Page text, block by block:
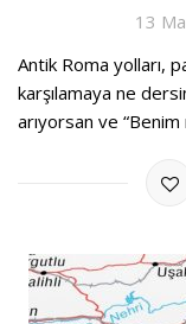
13
Antik Roma yolları,
karşılamaya ne
arıyorsan ve